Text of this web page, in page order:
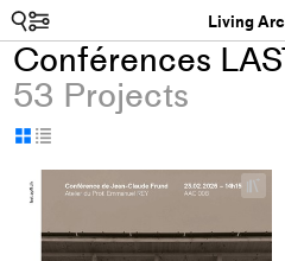
Living
Conférences
53 Projects
Display
table
+
Add
to